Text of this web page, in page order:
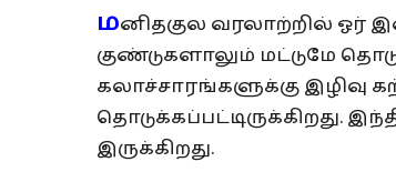
மனிதகுல வரலாற்றில் ஓர்
குண்டுகளாலும் மட்டுமே
கலாச்சாரங்களுக்கு இழிவு
தொடுக்கப்பட்டிருக்கிறது.
இருக்கிறது.